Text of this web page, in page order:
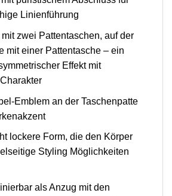
Linienführung
zwei Pattentaschen, auf der
mit einer Pattentasche – ein
Effekt mit
Emblem an der Taschenpatte
lockere Form, die den Körper
Styling Möglichkeiten
als Anzug mit den